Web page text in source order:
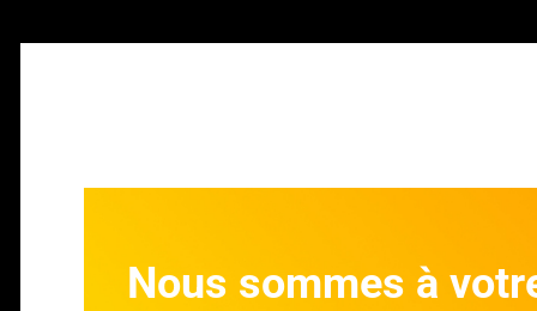
Nous sommes à